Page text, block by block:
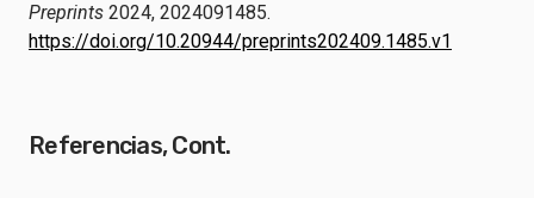
Preprints 2024, 2024091485.
https://doi.org/10.20944/preprints202409.1485.v1
Referencias, Cont.